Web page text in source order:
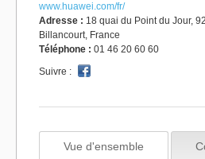
www.huawei.com/fr/
Adresse : 18 quai du Point du Jour,
Billancourt, France
Téléphone : 01 46 20 60 60
Suivre :
Vue d'ensemble